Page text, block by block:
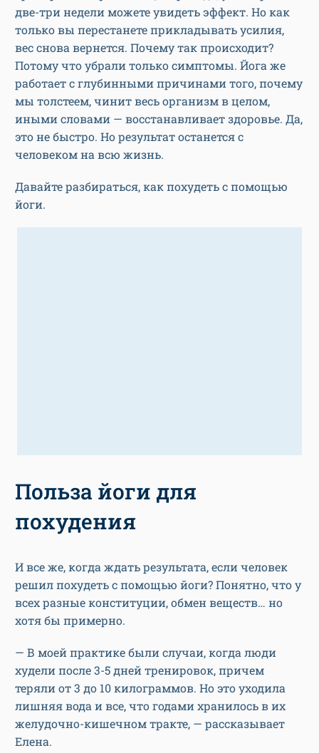
две-три недели можете увидеть эффект. Но как
только вы перестанете прикладывать усилия,
вес снова вернется. Почему так происходит?
Потому что убрали только симптомы. Йога же
работает с глубинными причинами того, почему
мы толстеем, чинит весь организм в целом,
иными словами — восстанавливает здоровье. Да,
это не быстро. Но результат останется с
человеком на всю жизнь.
Давайте разбираться, как похудеть с помощью
йоги.
Польза йоги для
похудения
И все же, когда ждать результата, если человек
решил похудеть с помощью йоги? Понятно, что у
всех разные конституции, обмен веществ… но
хотя бы примерно.
— В моей практике были случаи, когда люди
худели после 3-5 дней тренировок, причем
теряли от 3 до 10 килограммов. Но это уходила
лишняя вода и все, что годами хранилось в их
желудочно-кишечном тракте, — рассказывает
Елена.